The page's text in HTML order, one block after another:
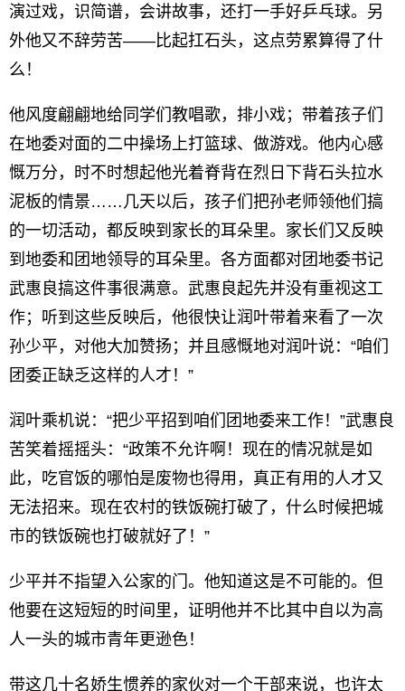
演过戏，识简谱，会讲故事，还打一手好乒乓球。另
外他又不辞劳苦——比起扛石头，这点劳累算得了什
么！
他风度翩翩地给同学们教唱歌，排小戏；带着孩子们
在地委对面的二中操场上打篮球、做游戏。他内心感
慨万分，时不时想起他光着脊背在烈日下背石头拉水
泥板的情景……几天以后，孩子们把孙老师领他们搞
的一切活动，都反映到家长的耳朵里。家长们又反映
到地委和团地领导的耳朵里。各方面都对团地委书记
武惠良搞这件事很满意。武惠良起先并没有重视这工
作；听到这些反映后，他很快让润叶带着来看了一次
孙少平，对他大加赞扬；并且感慨地对润叶说：“咱们
团委正缺乏这样的人才！”
润叶乘机说：“把少平招到咱们团地委来工作！”武惠良
苦笑着摇摇头：“政策不允许啊！现在的情况就是如
此，吃官饭的哪怕是废物也得用，真正有用的人才又
无法招来。现在农村的铁饭碗打破了，什么时候把城
市的铁饭碗也打破就好了！”
少平并不指望入公家的门。他知道这是不可能的。但
他要在这短短的时间里，证明他并不比其中自以为高
人一头的城市青年更逊色！
带这几十名娇生惯养的家伙对一个干部来说，也许太